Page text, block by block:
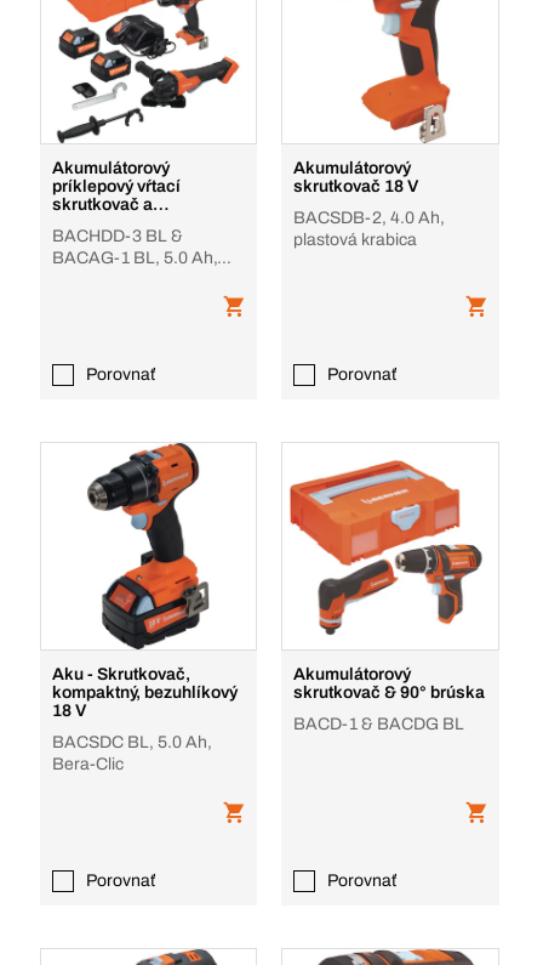
Akumulátorový
príklepový vŕtací
skrutkovač a
brúska 18 V
BACHDD-3 BL &
BACAG-1 BL, 5.0 Ah,
Porovnať
Akumulátorový
skrutkovač 18 V
BACSDB-2, 4.0 Ah,
plastová krabica
Porovnať
Aku - Skrutkovač,
kompaktný, bezuhlíkový
18 V
BACSDC BL, 5.0 Ah,
Bera-Clic
Porovnať
Akumulátorový
skrutkovač & 90° brúska
BACD-1 & BACDG BL
Porovnať